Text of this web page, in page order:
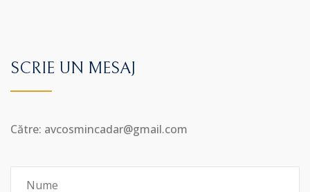
SCRIE UN MESAJ
Către: avcosmincadar@gmail.com